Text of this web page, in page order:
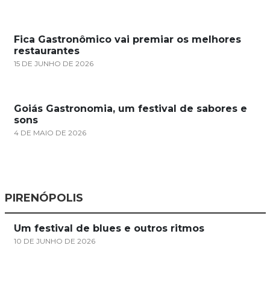
Fica Gastronômico vai premiar os melhores
restaurantes
15 DE JUNHO DE 2026
Goiás Gastronomia, um festival de sabores e
sons
4 DE MAIO DE 2026
PIRENÓPOLIS
Um festival de blues e outros ritmos
10 DE JUNHO DE 2026